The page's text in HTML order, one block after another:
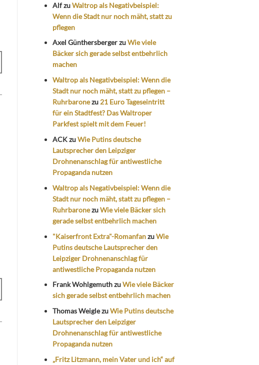
AlfzuWaltrop als Negativbeispiel:
Wenn die Stadt nur noch mäht, statt zu
pflegen
Axel GünthersbergerzuWie viele
Bäcker sich gerade selbst entbehrlich
machen
Waltrop als Negativbeispiel: Wenn die
Stadt nur noch mäht, statt zu pflegen –
Ruhrbaronezu 21 Euro Tageseintritt
für ein Stadtfest? Das Waltroper
Parkfest spielt mit dem Feuer!
ACKzuWie Putins deutsche
Lautsprecher den Leipziger
Drohnenanschlag für antiwestliche
Propaganda nutzen
Waltrop als Negativbeispiel: Wenn die
Stadt nur noch mäht, statt zu pflegen –
RuhrbaronezuWie viele Bäcker sich
gerade selbst entbehrlich machen
"Kaiserfront Extra"-RomanfanzuWie
Putins deutsche Lautsprecher den
Leipziger Drohnenanschlag für
antiwestliche Propaganda nutzen
Frank WohlgemuthzuWie viele Bäcker
sich gerade selbst entbehrlich machen
Thomas WeiglezuWie Putins deutsche
Lautsprecher den Leipziger
Drohnenanschlag für antiwestliche
Propaganda nutzen
„Fritz Litzmann, mein Vater und ich“ auf